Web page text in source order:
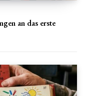
an das erste